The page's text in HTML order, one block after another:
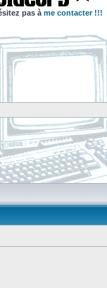
pas à me contacter !!!